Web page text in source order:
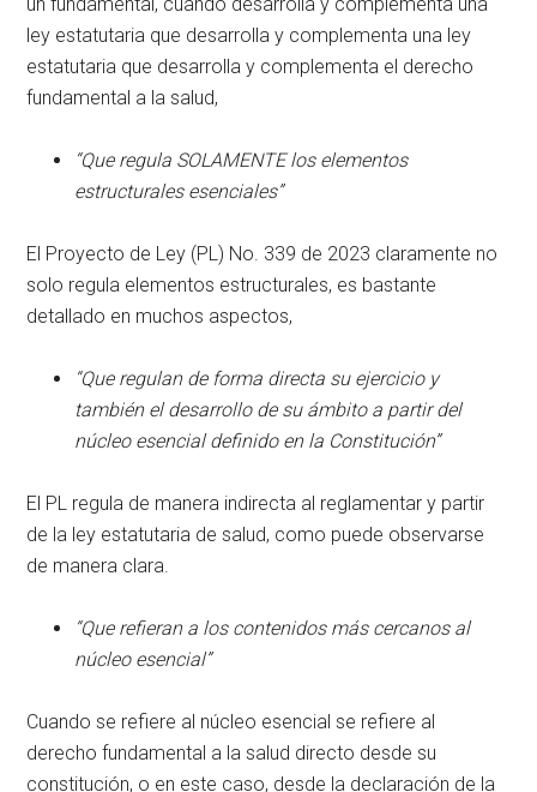
ley estatutaria que desarrolla y complementa una ley
estatutaria que desarrolla y complementa el derecho
fundamental a la salud,
“Que regula SOLAMENTE los elementos
estructurales esenciales”
El Proyecto de Ley (PL) No. 339 de 2023 claramente no
solo regula elementos estructurales, es bastante
detallado en muchos aspectos,
“Que regulan de forma directa su ejercicio y
también el desarrollo de su ámbito a partir del
núcleo esencial definido en la Constitución”
El PL regula de manera indirecta al reglamentar y partir
de la ley estatutaria de salud, como puede observarse
de manera clara.
“Que refieran a los contenidos más cercanos al
núcleo esencial”
Cuando se refiere al núcleo esencial se refiere al
derecho fundamental a la salud directo desde su
constitución, o en este caso, desde la declaración de la